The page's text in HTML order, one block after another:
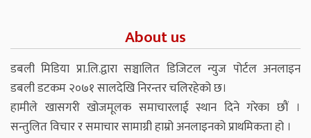
About us
डबली मिडिया प्रा.लि.द्वारा सञ्चालित डिजिटल न्युज पोर्टल अनलाइन
डबली डटकम २०७१ सालदेखि निरन्तर चलिरहेको छ।
हामीले खासगरी खोजमूलक समाचारलाई स्थान दिने गरेका छौं ।
सन्तुलित विचार र समाचार सामाग्री हाम्रो अनलाइनको प्राथमिकता हो ।